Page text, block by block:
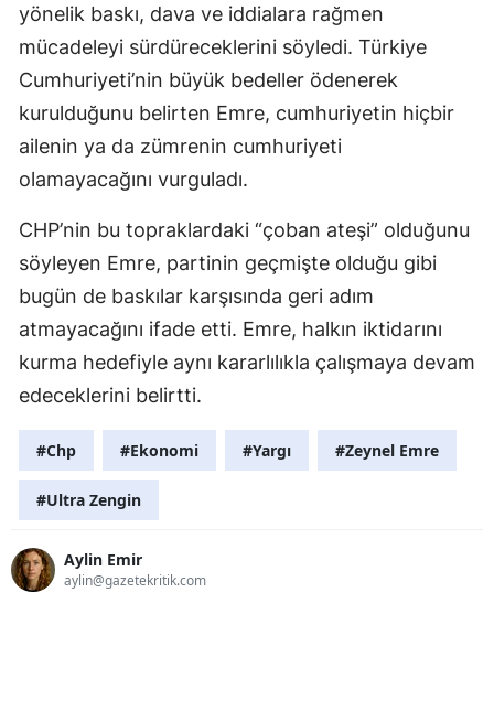
yönelik baskı, dava ve iddialara rağmen
mücadeleyi sürdüreceklerini söyledi. Türkiye
Cumhuriyeti’nin büyük bedeller ödenerek
kurulduğunu belirten Emre, cumhuriyetin hiçbir
ailenin ya da zümrenin cumhuriyeti
olamayacağını vurguladı.
CHP’nin bu topraklardaki “çoban ateşi” olduğunu
söyleyen Emre, partinin geçmişte olduğu gibi
bugün de baskılar karşısında geri adım
atmayacağını ifade etti. Emre, halkın iktidarını
kurma hedefiyle aynı kararlılıkla çalışmaya devam
edeceklerini belirtti.
#Chp #Ekonomi #Yargı #Zeynel Emre
#Ultra Zengin
Aylin Emir
aylin@gazetekritik.com